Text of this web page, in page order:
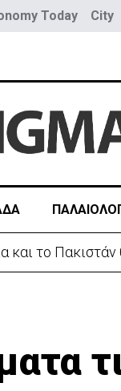
Today City
και το